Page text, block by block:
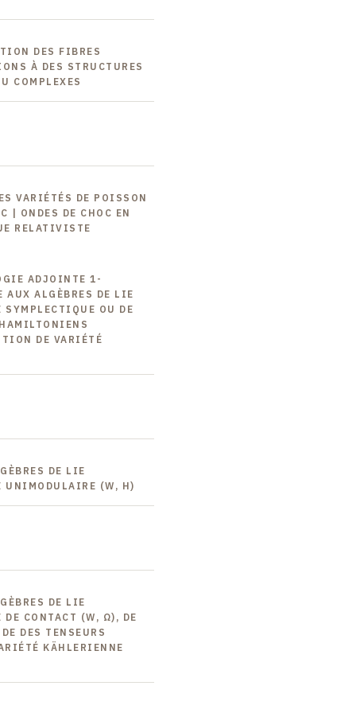
DES FIBRES
À DES STRUCTURES
COMPLEXES
VARIÉTÉS DE POISSON
| ONDES DE CHOC EN
RELATIVISTE
ADJOINTE 1-
ALGÈBRES DE LIE
SYMPLECTIQUE OU DE
DE VARIÉTÉ
DE LIE
UNIMODULAIRE (W, Η)
DE LIE
DE CONTACT (W, Ω), DE
DES TENSEURS
KÄHLERIENNE